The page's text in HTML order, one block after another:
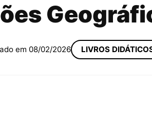
em 08/02/2026 LIVROS